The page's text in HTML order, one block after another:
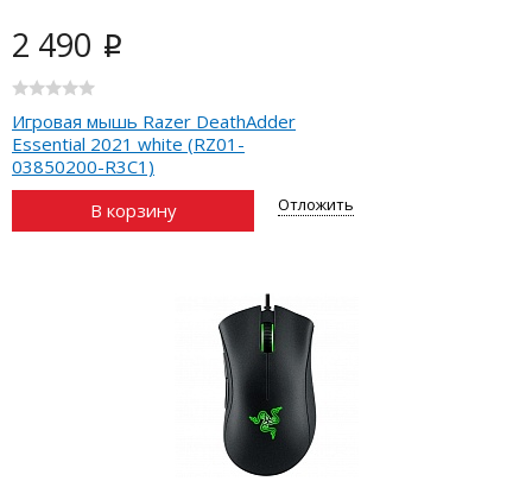
2 490 i
Игровая мышь Razer DeathAdder
Essential 2021 white (RZ01-
03850200-R3C1)
В корзину
Отложить